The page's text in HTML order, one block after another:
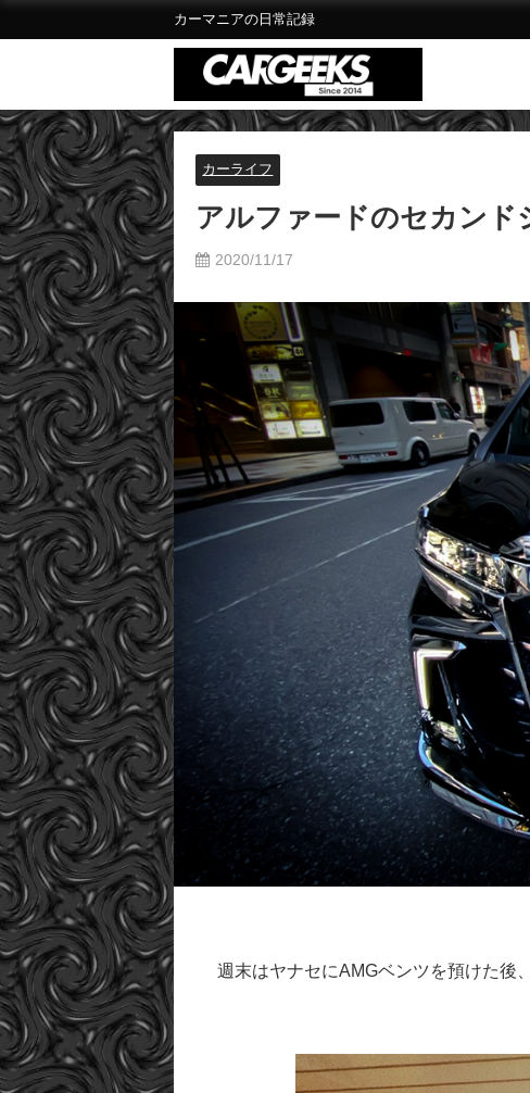
カーマニアの日常記録
カーライフ
アルファードのセカンド
2020/11/17
週末はヤナセにAMGベンツを預けた後